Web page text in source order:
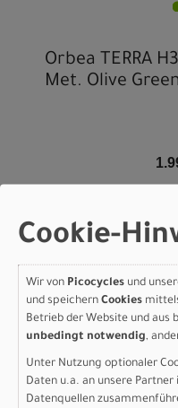
Orbea TERRA
Met. Olive
Cookie-
Wir von Picocycles und
und speichern Cookies
Betrieb der Website und
unbedingt notwendig,
Unter Nutzung optionaler
Daten u.a. an unsere
Datenquellen